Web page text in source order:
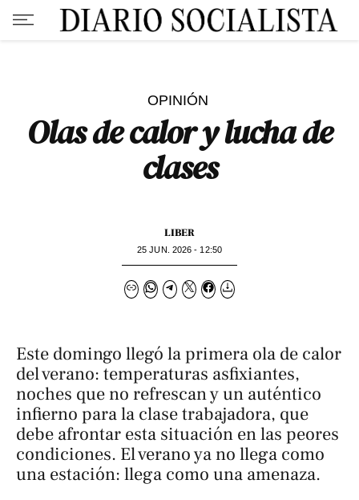
OPINIÓN
Olas de calor y lucha de
clases
LIBER
25 JUN. 2026 - 12:50
Este domingo llegó la primera ola de calor
del verano: temperaturas asfixiantes,
noches que no refrescan y un auténtico
infierno para la clase trabajadora, que
debe afrontar esta situación en las peores
condiciones. El verano ya no llega como
una estación: llega como una amenaza.